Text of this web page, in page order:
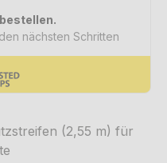
(2,55 m) für